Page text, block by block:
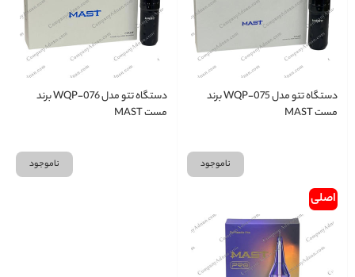
دستگاه تتو مدل WQP-075 برند
مست MAST
ناموجود
دستگاه تتو مدل WQP-076 برند
مست MAST
ناموجود
اصلی